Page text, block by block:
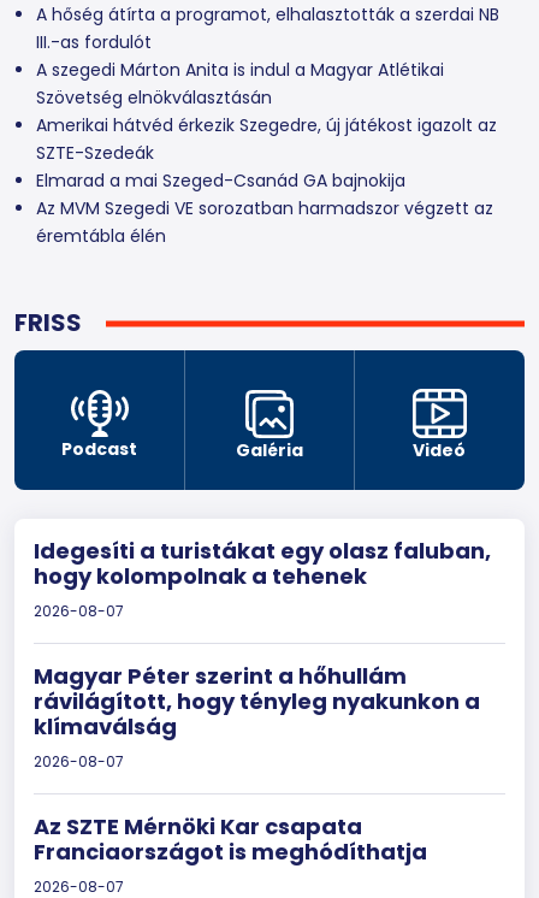
FRISS
Podcast Galéria Videó
Idegesíti a turistákat egy olasz faluban,
hogy kolompolnak a tehenek
2026-08-07
Magyar Péter szerint a hőhullám
rávilágított, hogy tényleg nyakunkon a
klímaválság
2026-08-07
Az SZTE Mérnöki Kar csapata
Franciaországot is meghódíthatja
2026-08-07
A hőség átírta a programot, elhalasztották a szerdai NB
III.-as fordulót
A szegedi Márton Anita is indul a Magyar Atlétikai
Szövetség elnökválasztásán
Amerikai hátvéd érkezik Szegedre, új játékost igazolt az
SZTE-Szedeák
Elmarad a mai Szeged-Csanád GA bajnokija
Az MVM Szegedi VE sorozatban harmadszor végzett az
éremtábla élén